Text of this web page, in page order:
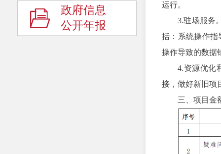
政府信息
公开年报
运行。
3.驻场服务
括：系统操作指
操作导致的数据
4.资源优化
接，做好新旧项
三、项目金